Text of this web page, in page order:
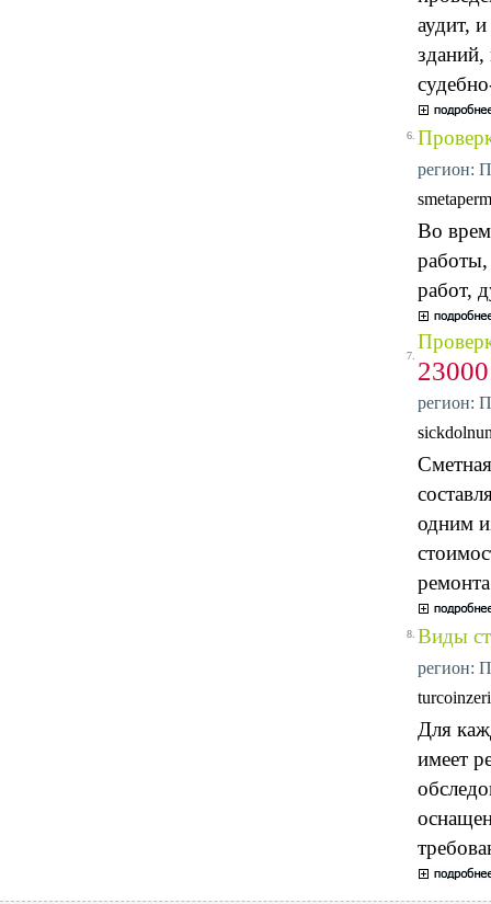
аудит,
зданий,
6.
регион:
Во
работы,
работ,
7.
регион:
одним
8. Виды
регион:
Для
имеет